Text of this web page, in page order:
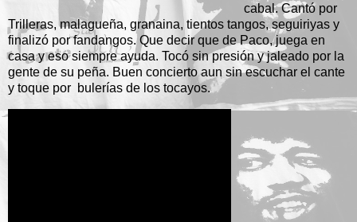
cabal. Cantó por
Trilleras, malagueña, granaina, tientos tangos, seguiriyas y
finalizó por fandangos. Que decir que de Paco, juega en
casa y eso siempre ayuda. Tocó sin presión y jaleado por la
gente de su peña. Buen concierto aun sin escuchar el cante
y toque por bulerías de los tocayos.